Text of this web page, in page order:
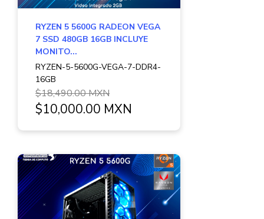
RYZEN 5 5600G RADEON VEGA
7 SSD 480GB 16GB INCLUYE
MONITO...
RYZEN-5-5600G-VEGA-7-DDR4-
16GB
$18,490.00 MXN
$10,000.00 MXN